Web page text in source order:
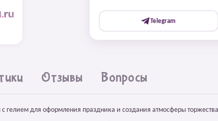
Telegram
Отзывы Вопросы
для оформления праздника и создания атмосферы